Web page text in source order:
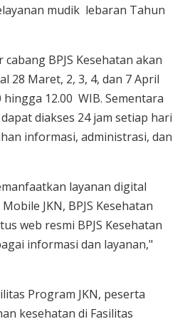
mudik lebaran Tahun
BPJS Kesehatan akan
28 Maret, 2, 3, 4, dan 7 April
12.00 WIB. Sementara
diakses 24 jam setiap hari
informasi, administrasi, dan
layanan digital
JKN, BPJS Kesehatan
web resmi BPJS Kesehatan
informasi dan layanan,"
Program JKN, peserta
kesehatan di Fasilitas